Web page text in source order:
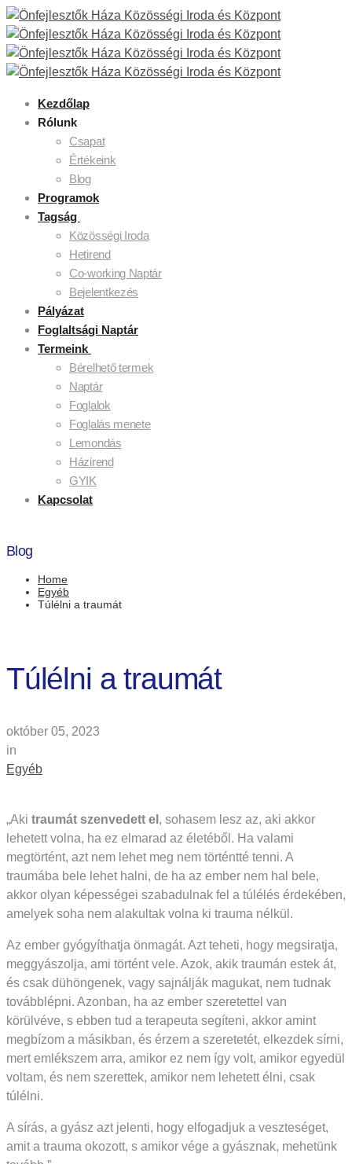
Kezdőlap
Rólunk
Csapat
Értékeink
Blog
Programok
Tagság
Közösségi Iroda
Hetirend
Co-working Naptár
Bejelentkezés
Pályázat
Foglaltsági Naptár
Termeink
Bérelhető termek
Naptár
Foglalok
Foglalás menete
Lemondás
Házirend
GYIK
Kapcsolat
Blog
Home
Egyéb
Túlélni a traumát
Túlélni a traumát
október 05, 2023
in
Egyéb
„Aki traumát szenvedett el , sohasem lesz az, aki akkor
lehetett volna, ha ez elmarad az életéből. Ha valami
megtörtént, azt nem lehet meg nem történtté tenni. A
traumába bele lehet halni, de ha az ember nem hal bele,
akkor olyan képességei szabadulnak fel a túlélés érdekében,
amelyek soha nem alakultak volna ki trauma nélkül.
Az ember gyógyíthatja önmagát. Azt teheti, hogy megsiratja,
meggyászolja, ami történt vele. Azok, akik traumán estek át,
és csak dühöngenek, vagy sajnálják magukat, nem tudnak
továbblépni. Azonban, ha az ember szeretettel van
körülvéve, s ebben tud a terapeuta segíteni, akkor amint
megbízom a másikban, és érzem a szeretetét, elkezdek sírni,
mert emlékszem arra, amikor ez nem így volt, amikor egyedül
voltam, és nem szerettek, amikor nem lehetett élni, csak
túlélni.
A sírás, a gyász azt jelenti, hogy elfogadjuk a veszteséget,
amit a trauma okozott, s amikor vége a gyásznak, mehetünk